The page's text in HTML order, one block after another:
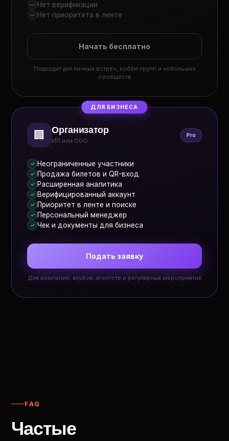
— Нет верификации
— Нет приоритета в ленте
Начать бесплатно
Подходит для личных встреч, хобби-групп и небольших
сообществ
ДЛЯ БИЗНЕСА
🏢 Организатор
ИП или ООО
Pro
✓ Неограниченные участники
✓ Продажа билетов и QR-вход
✓ Расширенная аналитика
✓ Верифицированный аккаунт
✓ Приоритет в ленте и поиске
✓ Персональный менеджер
✓ Чек и документы для бизнеса
Подать заявку
Для компаний, клубов, агентств и регулярных мероприятий
FAQ
Частые